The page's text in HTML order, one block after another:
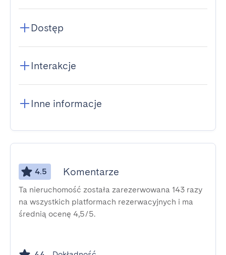
Dostęp
Interakcje
Inne informacje
4.5 Komentarze
Ta nieruchomość została zarezerwowana 143 razy
na wszystkich platformach rezerwacyjnych i ma
średnią ocenę 4,5/5.